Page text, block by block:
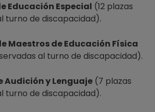
Educación Especial (12 plazas
turno de discapacidad).
Maestros de Educación Física
al turno de discapacidad).
Audición y Lenguaje (7 plazas
turno de discapacidad).